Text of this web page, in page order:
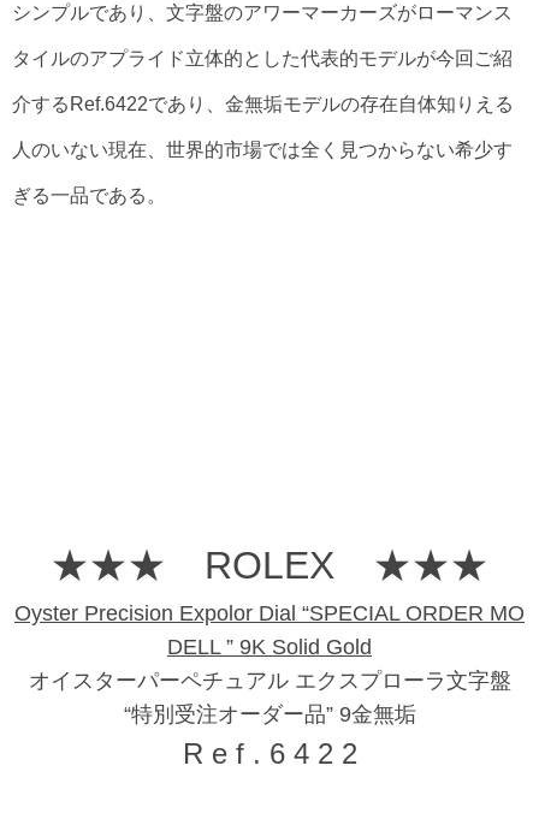
シンプルであり、文字盤のアワーマーカーズがローマンス
タイルのアプライド立体的とした代表的モデルが今回ご紹
介するRef.6422であり、金無垢モデルの存在自体知りえる
人のいない現在、世界的市場では全く見つからない希少す
ぎる一品である。
★★★ ROLEX ★★★
Oyster Precision Expolor Dial “SPECIAL ORDER MO
DELL ” 9K Solid Gold
オイスターパーペチュアル エクスプローラ文字盤
“特別受注オーダー品” 9金無垢
R e f . 6 4 2 2